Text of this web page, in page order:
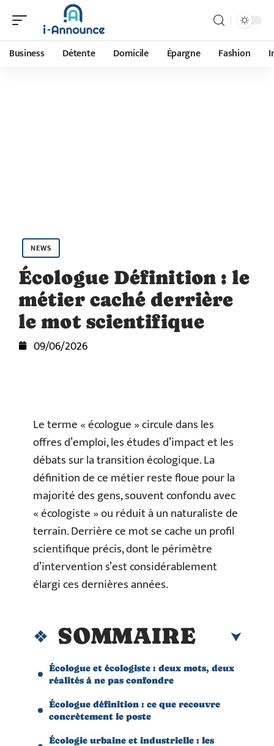
Business Détente Domicile Épargne Fashion
NEWS
Écologue Définition : le
métier caché derrière
le mot scientifique
09/06/2026
Le terme « écologue » circule dans les
offres d’emploi, les études d’impact et les
débats sur la transition écologique. La
définition de ce métier reste floue pour la
majorité des gens, souvent confondu avec
« écologiste » ou réduit à un naturaliste de
terrain. Derrière ce mot se cache un profil
scientifique précis, dont le périmètre
d’intervention s’est considérablement
élargi ces dernières années.
SOMMAIRE
Écologue et écologiste : deux mots, deux
réalités à ne pas confondre
Écologue définition : ce que recouvre
concrètement le poste
Écologie urbaine et industrielle : les